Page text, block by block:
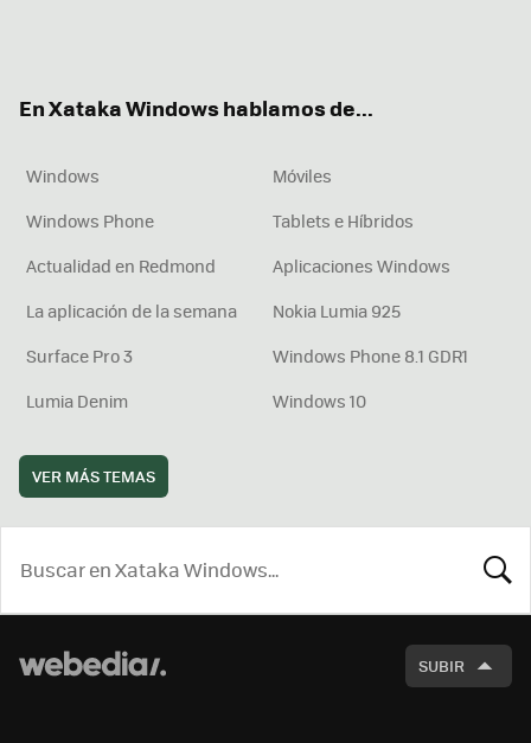
En Xataka Windows hablamos de...
Windows
Móviles
Windows Phone
Tablets e Híbridos
Actualidad en Redmond
Aplicaciones Windows
La aplicación de la semana
Nokia Lumia 925
Surface Pro 3
Windows Phone 8.1 GDR1
Lumia Denim
Windows 10
VER MÁS TEMAS
SUBIR